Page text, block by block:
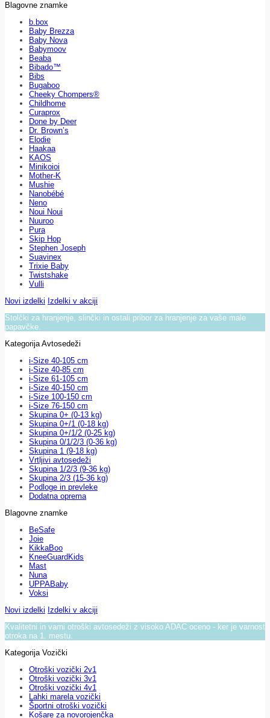
Blagovne znamke
b.box
Baby Brezza
Baby Nova
Babymoov
Beaba
Bibado™
Bibs
Bugaboo
Cheeky Chompers®
Childhome
Curaprox
Done by Deer
Dr. Brown’s
Elodie
Haakaa
KAOS
Minikoioi
Mother-K
Mushie
Nanobébé
Neno
Noui Noui
Nuuroo
Pura
Skip Hop
Stephen Joseph
Suavinex
Trixie Baby
Twistshake
Vulli
Novi izdelki Izdelki v akciji
Stolčki za hranjenje, slinčki in ostali pribor za hranjenje za vaše male
papavčke.
Kategorija Avtosedeži
i-Size 40-105 cm
i-Size 40-85 cm
i-Size 61-105 cm
i-Size 40-150 cm
i-Size 100-150 cm
i-Size 76-150 cm
Skupina 0+ (0-13 kg)
Skupina 0+/1 (0-18 kg)
Skupina 0+/1/2 (0-25 kg)
Skupina 0/1/2/3 (0-36 kg)
Skupina 1 (9-18 kg)
Vrtljivi avtosedeži
Skupina 1/2/3 (9-36 kg)
Skupina 2/3 (15-36 kg)
Podloge in prevleke
Dodatna oprema
Blagovne znamke
BeSafe
Joie
KikkaBoo
KneeGuardKids
Mast
Nuna
UPPABaby
Voksi
Novi izdelki Izdelki v akciji
Kvalitetni in varni otroški avtosedeži z visoko ADAC oceno - ker je varnost
otroka na 1. mestu.
Kategorija Vozički
Otroški vozički 2v1
Otroški vozički 3v1
Otroški vozički 4v1
Lahki marela vozički
Športni otroški vozički
Košare za novorojenčka